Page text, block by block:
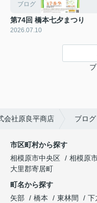
ブログ
第74回 橋本七夕まつり
2026.07.10
会社原良平商店 ブログ
市区町村から探す
相模原市中央区
相模原
大里郡寄居町
町名から探す
矢部
橋本 東林間 下